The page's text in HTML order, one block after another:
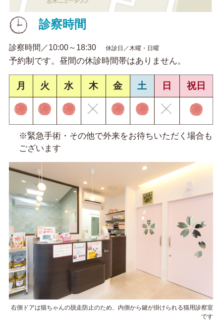
診察時間
診察時間／10:00～18:30 休診日／木曜・日曜
予約制です。昼間の休診時間帯はありません。
月 火 水 木 金 土 日 祝日
※緊急手術・その他で外来をお待ちいただく場合も
ございます
右側ドアは猫ちゃんの脱走防止のため、内側から鍵が掛けられる猫用診察室
です